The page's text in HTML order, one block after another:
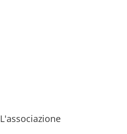
L'associazione